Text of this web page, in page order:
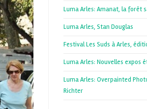
Luma Arles: Amanat, la forêt
Luma Arles, Stan Douglas
Festival Les Suds à Arles,
Luma Arles: Nouvelles expos
Luma Arles: Overpainted
Richter